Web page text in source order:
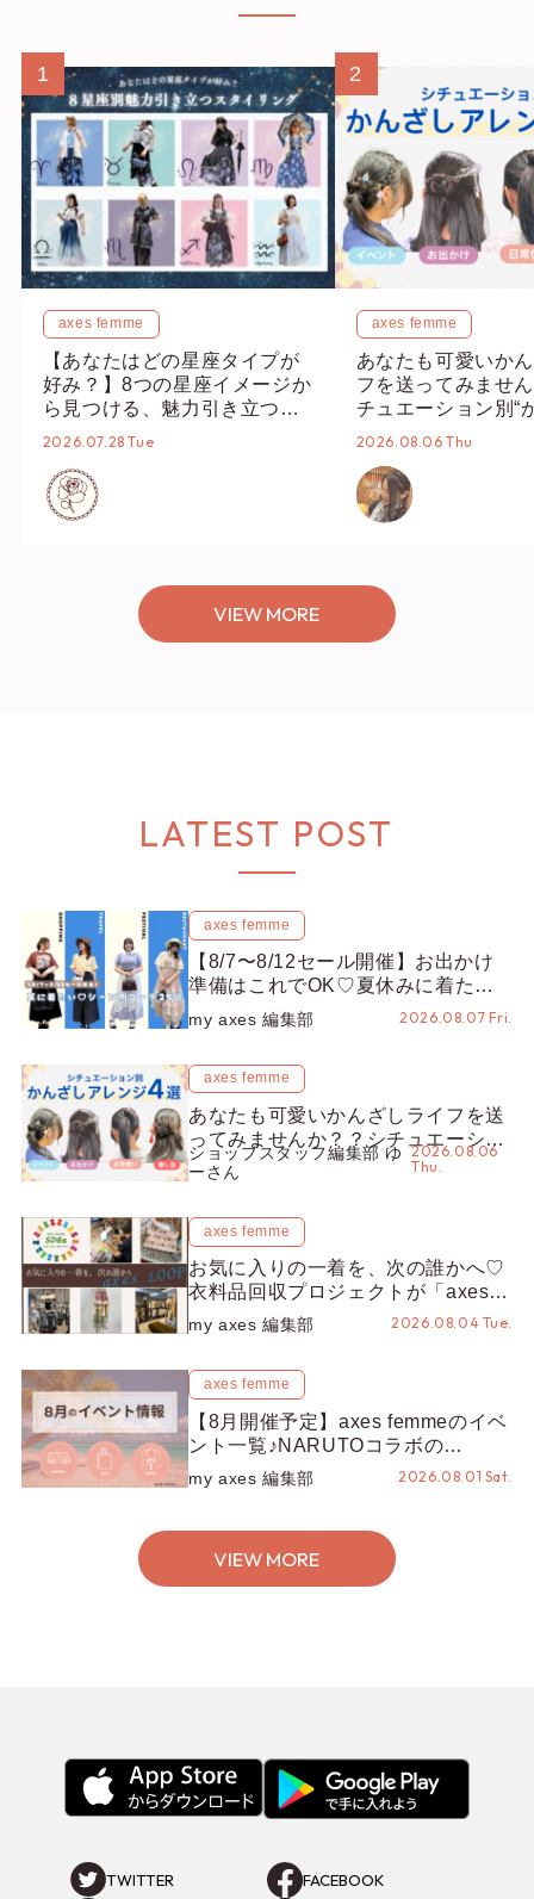
1
axes femme
【あなたはどの星座タイプが
好み？】8つの星座イメージか
ら見つける、魅力引き立つス
タイリング♡
2026.07.28 Tue
2
axes femme
あなたも可愛いか
フを送ってみませ
チュエーション別“
オススメ【ショッ
2026.08.06 Thu
VIEW MORE
LATEST POST
axes femme
【8/7〜8/12セール開催】お出かけ
準備はこれでOK♡夏休みに着たい
コーデ25選をシーン別に徹底解説！
my axes 編集部 2026.08.07 Fri.
axes femme
あなたも可愛いかんざしライフを送
ってみませんか？？シチュエーショ
ン別“かんざし”のオススメ【ショッ
プスタッフ編集部】
ショップスタッフ編集部 ゆ
ーさん
2026.08.06
Thu.
axes femme
お気に入りの一着を、次の誰かへ♡
衣料品回収プロジェクトが「axes
LOOP」にアップデート！活用する
とポイントが手に入る◎
my axes 編集部 2026.08.04 Tue.
axes femme
【8月開催予定】axes femmeのイベ
ント一覧♪NARUTOコラボの
REZEN POPUPから、プチYour
Stage.、ティーパーティまで！8月
my axes 編集部 2026.08.01 Sat.
VIEW MORE
TWITTER FACEBOOK